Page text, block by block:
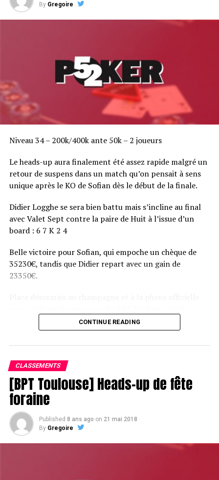
By Gregoire
Niveau 34 – 200k/400k ante 50k – 2 joueurs
Le heads-up aura finalement été assez rapide malgré un
retour de suspens dans un match qu’on pensait à sens
unique après le KO de Sofian dès le début de la finale.
Didier Logghe se sera bien battu mais s’incline au final
avec Valet Sept contre la paire de Huit à l’issue d’un
board : 6 7 K 2 4
Belle victoire pour Sofian, qui empoche un chèque de
35230€, tandis que Didier repart avec un gain de
23350€.
CONTINUE READING
CLASSEMENTS
[BPT Toulouse] Heads-up de fête
foraine
Published 8 ans ago on 21 mai 2018
By Gregoire